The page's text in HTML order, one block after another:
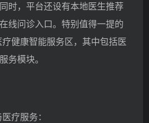
时，平台还设有本地医生推荐
线问诊入口。特别值得一提的
健康智能服务区，其中包括医
务模块。
疗服务：